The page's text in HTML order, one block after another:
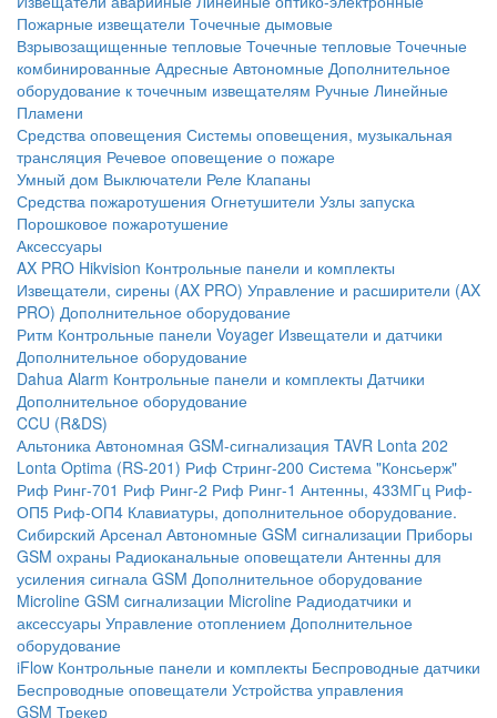
Пожарные извещатели Точечные дымовые
Взрывозащищенные тепловые Точечные тепловые Точечные
комбинированные Адресные Автономные Дополнительное
оборудование к точечным извещателям Ручные Линейные
Пламени
Средства оповещения Системы оповещения, музыкальная
трансляция Речевое оповещение о пожаре
Умный дом Выключатели Реле Клапаны
Средства пожаротушения Огнетушители Узлы запуска
Порошковое пожаротушение
Аксессуары
AX PRO Hikvision Контрольные панели и комплекты
Извещатели, сирены (AX PRO) Управление и расширители (AX
PRO) Дополнительное оборудование
Ритм Контрольные панели Voyager Извещатели и датчики
Дополнительное оборудование
Dahua Alarm Контрольные панели и комплекты Датчики
Дополнительное оборудование
CCU (R&DS)
Альтоника Автономная GSM-сигнализация TAVR Lonta 202
Lonta Optima (RS-201) Риф Стринг-200 Система "Консьерж"
Риф Ринг-701 Риф Ринг-2 Риф Ринг-1 Антенны, 433МГц Риф-
ОП5 Риф-ОП4 Клавиатуры, дополнительное оборудование.
Сибирский Арсенал Автономные GSM сигнализации Приборы
GSM охраны Радиоканальные оповещатели Антенны для
усиления сигнала GSM Дополнительное оборудование
Microline GSM cигнализации Microline Радиодатчики и
аксессуары Управление отоплением Дополнительное
оборудование
iFlow Контрольные панели и комплекты Беспроводные датчики
Беспроводные оповещатели Устройства управления
GSM Трекер